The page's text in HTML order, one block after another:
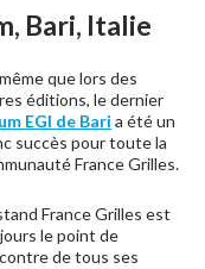
Bari, Italie
que lors des
éditions, le dernier
EGI de Bari a été un
succès pour toute la
France Grilles.
France Grilles est
le point de
de tous ses